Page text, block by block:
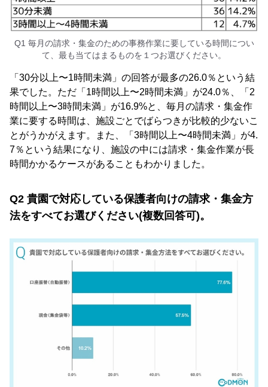
Q1 毎月の請求・集金のための事務作業に要している時間につい
て、最も当てはまるものを１つお選びください。
「30分以上〜1時間未満」の回答が最多の26.0％という結
果でした。ただ「1時間以上〜2時間未満」が24.0％、「2
時間以上〜3時間未満」が16.9%と、毎月の請求・集金作
業に要する時間は、施設ごとでばらつきが比較的少ないこ
とがうかがえます。また、「3時間以上〜4時間未満」が4.
7％という結果になり、施設の中には請求・集金作業が長
時間かかるケースがあることもわかりました。
Q2 貴園で対応している保護者向けの請求・集金方
法をすべてお選びください(複数回答可)。